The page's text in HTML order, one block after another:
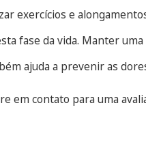
exercícios e
fase da vida. Manter
ajuda a prevenir as
em contato para uma